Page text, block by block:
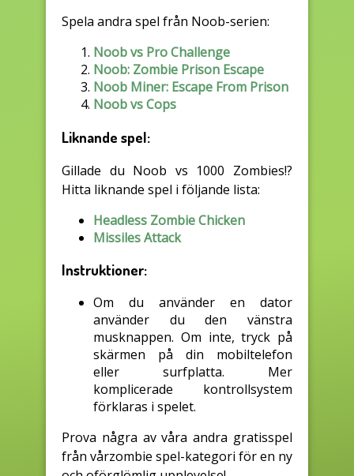
Spela andra spel från Noob-serien:
Noob vs Pro Challenge
Noob: Zombie Prison Escape
Noob Miner: Escape From Prison
Noob vs Cops
Liknande spel:
Gillade du Noob vs 1000 Zombies!?
Hitta liknande spel i följande lista:
Headless Zombie Chicken
Missiles Attack
Instruktioner:
Om du använder en dator
använder du den vänstra
musknappen. Om inte, tryck på
skärmen på din mobiltelefon
eller surfplatta. Mer
komplicerade kontrollsystem
förklaras i spelet.
Prova några av våra andra gratisspel
från vårzombie spel-kategori för en ny